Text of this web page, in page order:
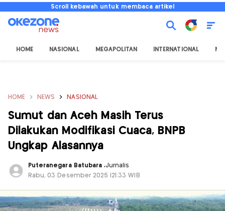
Scroll kebawah untuk membaca artikel
HOME NASIONAL MEGAPOLITAN INTERNATIONAL
HOME NEWS NASIONAL
Sumut dan Aceh Masih Terus
Dilakukan Modifikasi Cuaca, BNPB
Ungkap Alasannya
Puteranegara Batubara,Jurnalis
Rabu, 03 Desember 2025 |21:33 WIB